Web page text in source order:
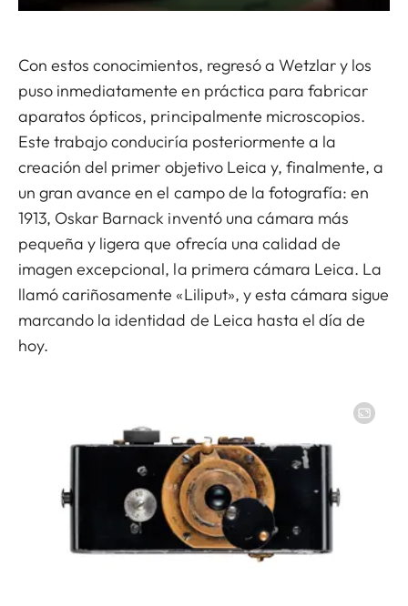
Con estos conocimientos, regresó a Wetzlar y los
puso inmediatamente en práctica para fabricar
aparatos ópticos, principalmente microscopios.
Este trabajo conduciría posteriormente a la
creación del primer objetivo Leica y, finalmente, a
un gran avance en el campo de la fotografía: en
1913, Oskar Barnack inventó una cámara más
pequeña y ligera que ofrecía una calidad de
imagen excepcional, la primera cámara Leica. La
llamó cariñosamente «Liliput», y esta cámara sigue
marcando la identidad de Leica hasta el día de
hoy.